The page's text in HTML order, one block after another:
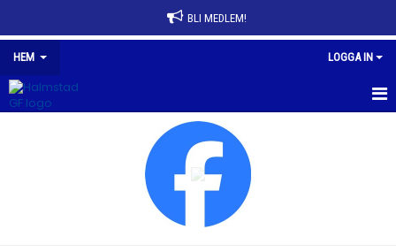
BLI MEDLEM!
HEM LOGGA IN